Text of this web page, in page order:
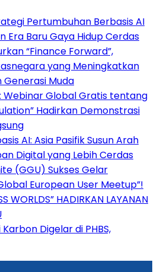
Pertumbuhan Berbasis AI
Era Baru Gaya Hidup Cerdas
“Finance Forward”,
yang Meningkatkan
Generasi Muda
Webinar Global Gratis tentang
Hadirkan Demonstrasi
AI: Asia Pasifik Susun Arah
Digital yang Lebih Cerdas
(GGU) Sukses Gelar
European User Meetup”!
WORLDS” HADIRKAN LAYANAN
Digelar di PHBS,